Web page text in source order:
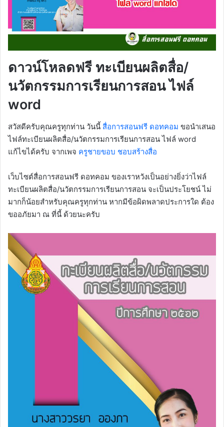
ดาวน์โหลดฟรี ทะเบียนผลิตสื่อ/
นวัตกรรมการเรียนการสอน ไฟล์
word
สวัสดีครับคุณครูทุกท่าน วันนี้ สื่อการสอนฟรี ดอทคอม ขอนำเสนอ
ไฟล์ทะเบียนผลิตสื่อ/นวัตกรรมการเรียนการสอน ไฟล์ word
แก้ไขได้ครับ จากเพจ ครูชายขอบ ชอบสร้างสื่อ
เว็บไซต์สื่อการสอนฟรี ดอทคอม ของเราหวังเป็นอย่างยิ่งว่าไฟล์
ทะเบียนผลิตสื่อ/นวัตกรรมการเรียนการสอน จะเป็นประโยชน์ ไม่
มากก็น้อยสำหรับคุณครูทุกท่าน หากมีข้อผิดพลาดประการใด ต้อง
ขออภัยมา ณ ที่นี้ ด้วยนะครับ